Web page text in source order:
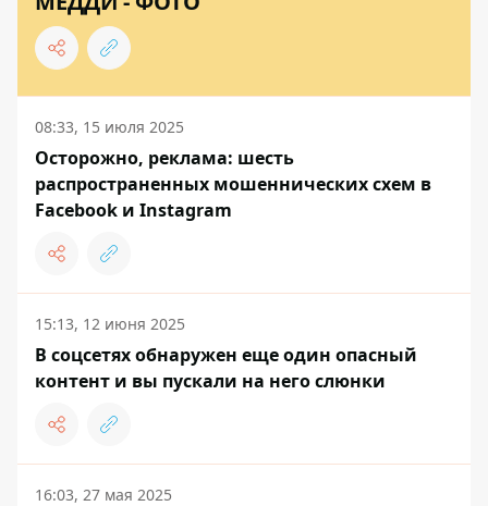
08:33, 15 июля 2025
Осторожно, реклама: шесть
распространенных мошеннических схем в
Facebook и Instagram
15:13, 12 июня 2025
В соцсетях обнаружен еще один опасный
контент и вы пускали на него слюнки
16:03, 27 мая 2025